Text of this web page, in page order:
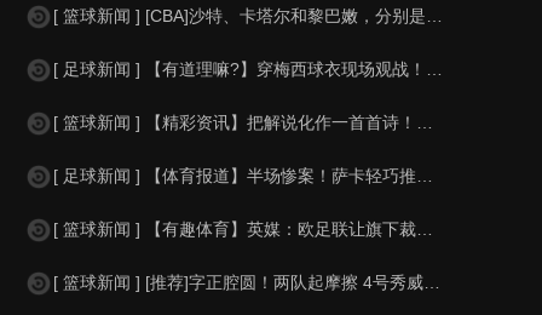
[ 篮球新闻 ] [CBA]沙特、卡塔尔和黎巴嫩，分别是什么水平？
[ 足球新闻 ] 【有道理嘛?】穿梅西球衣现场观战！马思纯晒照：终究是人生，不
[ 篮球新闻 ] 【精彩资讯】把解说化作一首首诗！贺炜本届世界杯金句合集
[ 足球新闻 ] 【体育报道】半场惨案！萨卡轻巧推射双响，英格兰4-0领先法国
[ 篮球新闻 ] 【有趣体育】英媒：欧足联让旗下裁判避免像世界杯一样，用VAR
[ 篮球新闻 ] [推荐]字正腔圆！两队起摩擦 4号秀威尔逊大声嘲讽卡卢马:W